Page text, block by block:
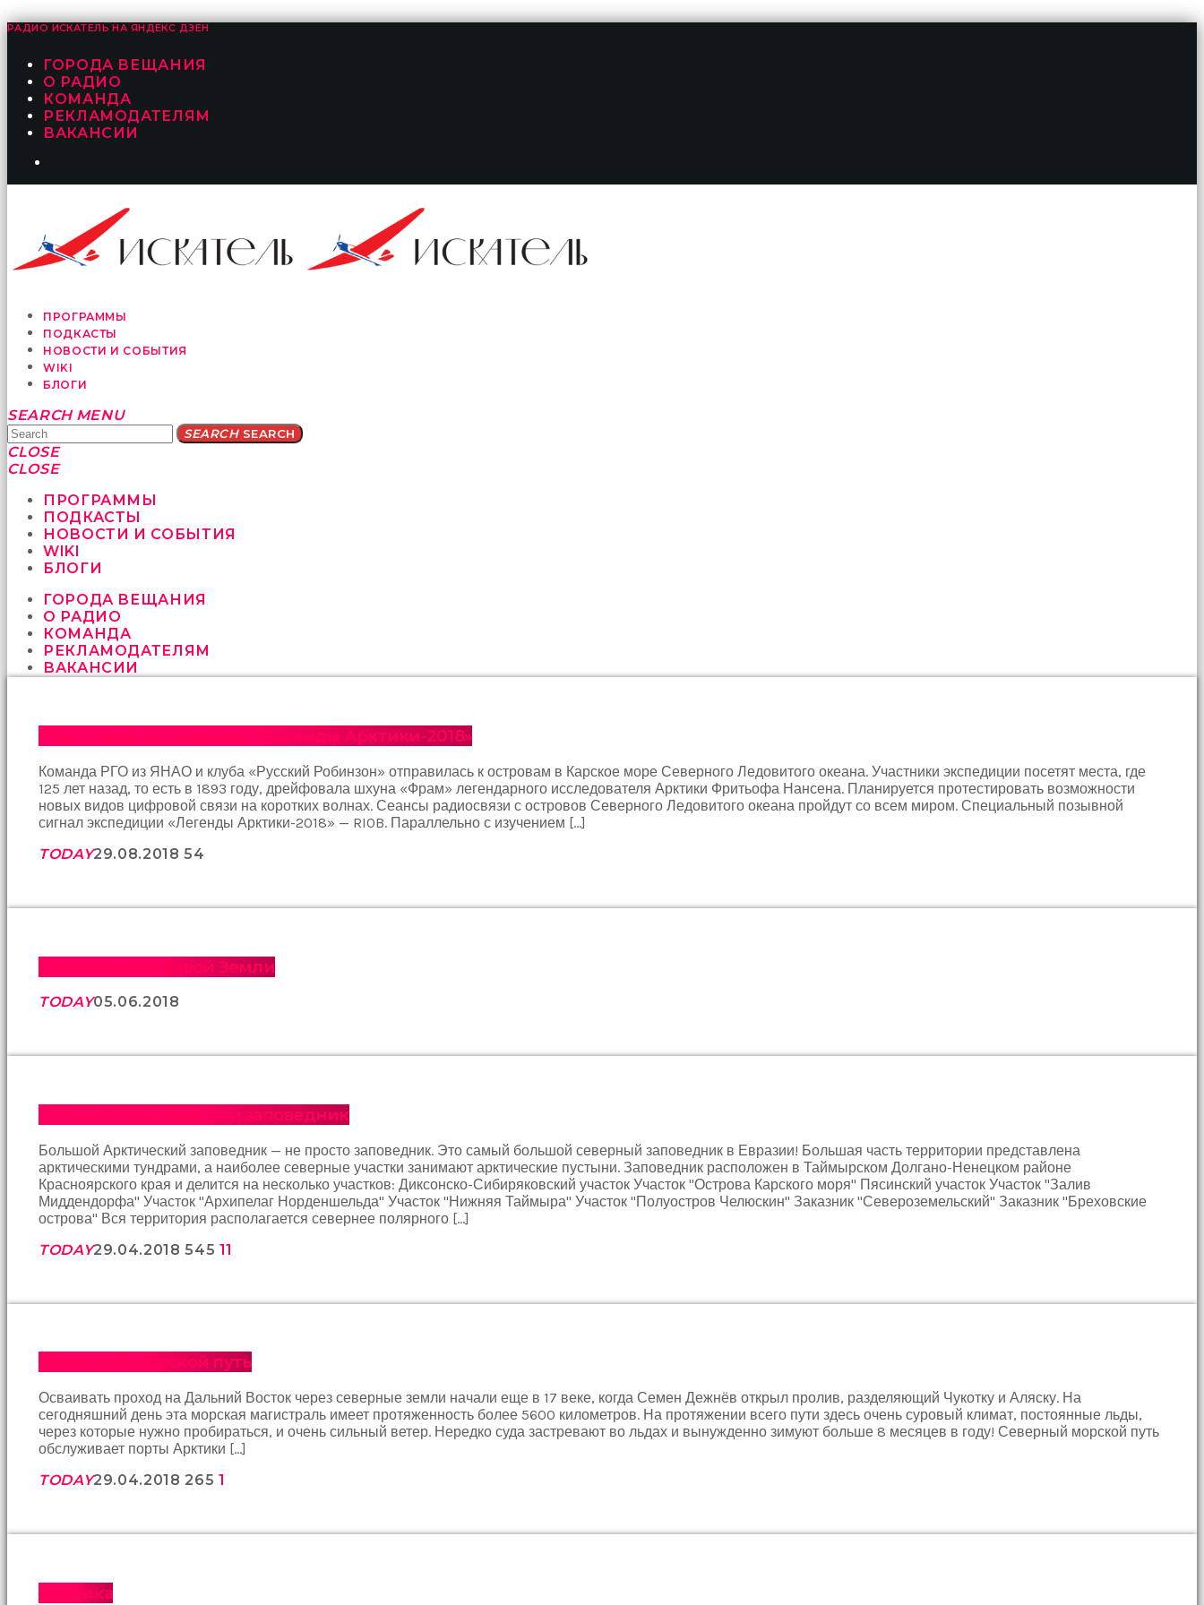
РАДИО ИСКАТЕЛЬ НА ЯНДЕКС ДЗЕН
ГОРОДА ВЕЩАНИЯ
О РАДИО
КОМАНДА
РЕКЛАМОДАТЕЛЯМ
ВАКАНСИИ
ПРОГРАММЫ
ПОДКАСТЫ
НОВОСТИ И СОБЫТИЯ
WIKI
БЛОГИ
Yatağa
bile
geçmeye
fırsat
sikici
kocalar
güzel
karıları
öttürüyor
sex
hikayeleri
en
yüzüne
altyazılı
porno
yakın
teşekkür
tekrar
yapmak
sözleşiyorlar
tombul
annesinin
kıçına
bakmaktan
konsantre
Bu
süreliğine
ortadan
gezerek
aramaya
Onu
memelerinin
SEARCH MENU
SEARCHSEARCH
CLOSE
CLOSE
ПРОГРАММЫ
ПОДКАСТЫ
НОВОСТИ И СОБЫТИЯ
WIKI
БЛОГИ
ГОРОДА ВЕЩАНИЯ
О РАДИО
КОМАНДА
РЕКЛАМОДАТЕЛЯМ
ВАКАНСИИ
Стартовала экспедиция «Легенды Арктики-2018»
Команда РГО из ЯНАО и клуба «Русский Робинзон» отправилась к островам в Карское море Северного Ледовитого океана. Участники экспедиции посетят места, где
125 лет назад, то есть в 1893 году, дрейфовала шхуна «Фрам» легендарного исследователя Арктики Фритьофа Нансена. Планируется протестировать возможности
новых видов цифровой связи на коротких волнах. Сеансы радиосвязи с островов Северного Ледовитого океана пройдут со всем миром. Специальный позывной
сигнал экспедиции «Легенды Арктики-2018» — RI0B. Параллельно с изучением […]
TODAY29.08.2018 54
Колонизация Новой Земли
TODAY05.06.2018
Большой Арктический заповедник
Большой Арктический заповедник — не просто заповедник. Это самый большой северный заповедник в Евразии! Большая часть территории представлена
арктическими тундрами, а наиболее северные участки занимают арктические пустыни. Заповедник расположен в Таймырском Долгано-Ненецком районе
Красноярского края и делится на несколько участков: Диксонско-Сибиряковский участок Участок "Острова Карского моря" Пясинский участок Участок "Залив
Миддендорфа" Участок "Архипелаг Норденшельда" Участок "Нижняя Таймыра" Участок "Полуостров Челюскин" Заказник "Североземельский" Заказник "Бреховские
острова" Вся территория располагается севернее полярного […]
TODAY29.04.2018 545 11
Северный морской путь
Осваивать проход на Дальний Восток через северные земли начали еще в 17 веке, когда Семен Дежнёв открыл пролив, разделяющий Чукотку и Аляску. На
сегодняшний день эта морская магистраль имеет протяженность более 5600 километров. На протяжении всего пути здесь очень суровый климат, постоянные льды,
через которые нужно пробираться, и очень сильный ветер. Нередко суда застревают во льдах и вынужденно зимуют больше 8 месяцев в году! Северный морской путь
обслуживает порты Арктики […]
TODAY29.04.2018 265 1
Арктика